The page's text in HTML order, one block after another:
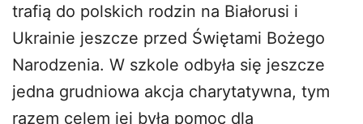
trafią do polskich rodzin na Białorusi i
Ukrainie jeszcze przed Świętami Bożego
Narodzenia. W szkole odbyła się jeszcze
jedna grudniowa akcja charytatywna, tym
razem celem jej była pomoc dla